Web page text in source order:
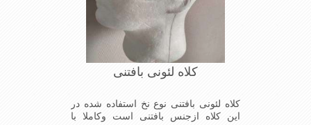
کلاه لئونی بافتنی
کلاه لئونی بافتنی نوع نخ استفاده شده در
این کلاه ازجنس بافتنی است وکاملا با